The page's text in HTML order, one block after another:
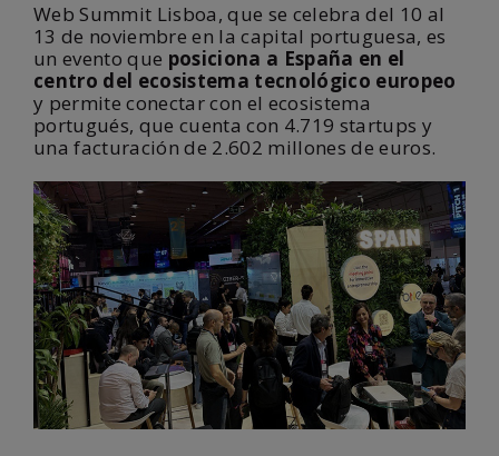
Web Summit Lisboa, que se celebra del 10 al
13 de noviembre en la capital portuguesa, es
un evento que posiciona a España en el
centro del ecosistema tecnológico europeo
y permite conectar con el ecosistema
portugués, que cuenta con 4.719 startups y
una facturación de 2.602 millones de euros.